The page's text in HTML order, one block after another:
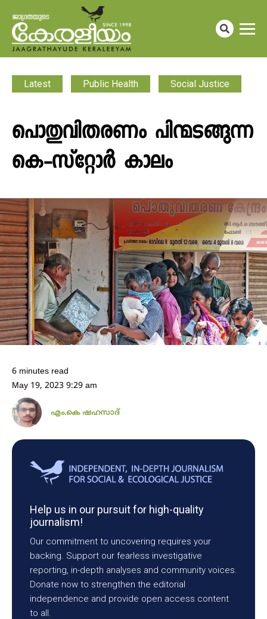
Latest Public Health Social Justice
പൊതുവിതരണം പിന്മടങ്ങുന്ന
കെ-സ്റ്റോർ കാലം
6 minutes read
May 19, 2023 9:29 am
എം.കെ ഷഹസാദ്
Help us in our pursuit for high-quality
journalism!
Our commitment to uncovering requires your
backing. Support our fearless investigative
reporting, in-depth analyses and community voices.
Donate now to strengthen the editorial
independence and provide open access content
to all.